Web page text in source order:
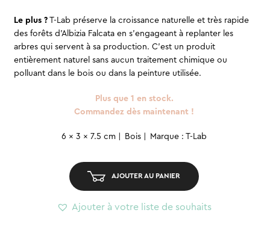
Le plus ?T-Lab préserve la croissance naturelle et très rapide
des forêts d’Albizia Falcata en s’engageant à replanter les
arbres qui servent à sa production. C’est un produit
entièrement naturel sans aucun traitement chimique ou
polluant dans le bois ou dans la peinture utilisée.
Plus que 1 en stock.
Commandez dès maintenant !
quantité
Pole
-
6 x 3 x 7.5 cm Bois Marque : T-Lab
AJOUTER AU PANIER
Ajouter à votre liste de souhaits